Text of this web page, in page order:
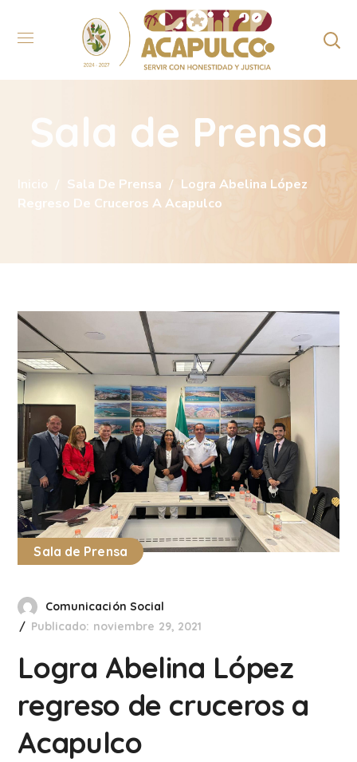
Sala de Prensa
Inicio Sala De Prensa
Logra Abelina López
Regreso De Cruceros A Acapulco
Sala de Prensa
Comunicación Social
Publicado: noviembre 29, 2021
Logra Abelina López
regreso de cruceros a
Acapulco